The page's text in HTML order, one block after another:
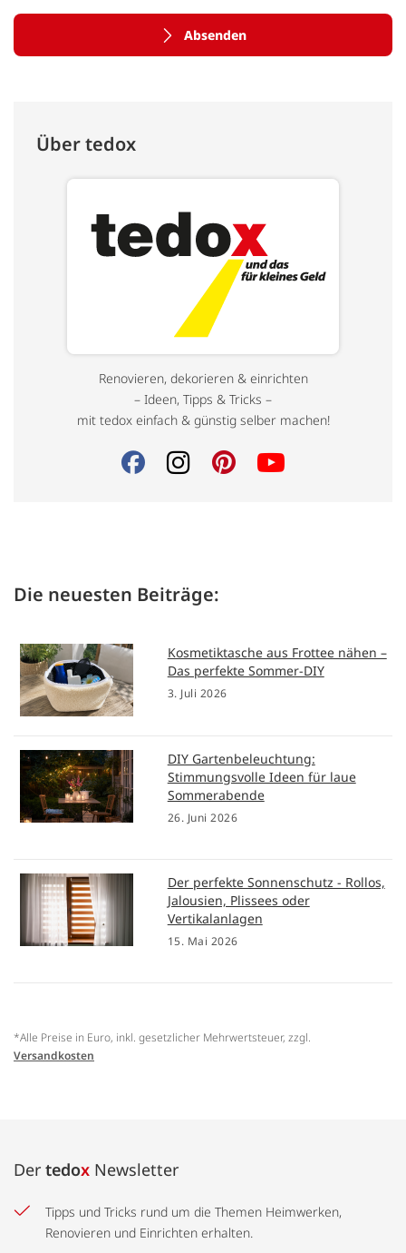
Absenden
Über tedox
Renovieren, dekorieren & einrichten
– Ideen, Tipps & Tricks –
mit tedox einfach & günstig selber machen!
Die neuesten Beiträge:
Kosmetiktasche aus Frottee nähen –
Das perfekte Sommer-DIY
3. Juli 2026
DIY Gartenbeleuchtung:
Stimmungsvolle Ideen für laue
Sommerabende
26. Juni 2026
Der perfekte Sonnenschutz - Rollos,
Jalousien, Plissees oder
Vertikalanlagen
15. Mai 2026
*Alle Preise in Euro, inkl. gesetzlicher Mehrwertsteuer, zzgl.
Versandkosten
Der tedox Newsletter
Tipps und Tricks rund um die Themen Heimwerken,
Renovieren und Einrichten erhalten.